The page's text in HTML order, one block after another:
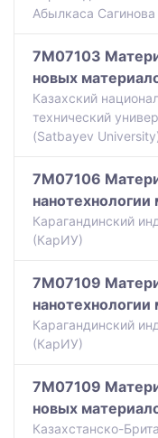
Абылкаса
7M07103
новых
Казахский
технический
(Satbayev
7M07106
Карагандинский
(КарИУ)
7M07109
Карагандинский
(КарИУ)
7M07109
новых
Казахстанско-